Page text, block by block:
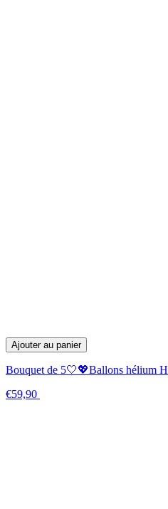
Ajouter au panier
Bouquet de 5🤍💖Ballons hélium
€59,90